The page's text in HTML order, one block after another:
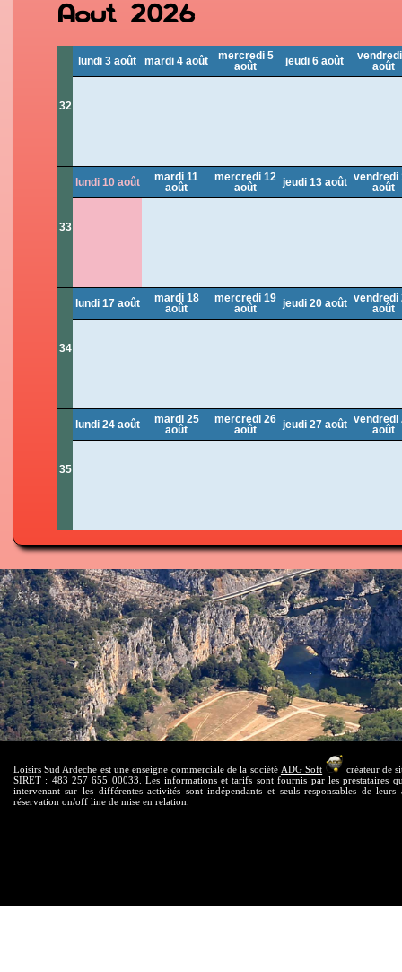
Aout 2026
32
lundi 3 août mardi 4 août
mercredi 5
août
jeudi 6 août
août
33
lundi 10 août
mardi 11
août
mercredi 12
août
jeudi 13 août
vendredi
août
34
lundi 17 août
mardi 18
août
mercredi 19
août
jeudi 20 août
vendredi
août
35
lundi 24 août
mardi 25
août
mercredi 26
août
jeudi 27 août
vendredi
août
Loisirs Sud Ardeche est une enseigne commerciale de la société ADG Soft
créateur de
SIRET : 483 257 655 00033. Les informations et tarifs sont fournis par les prestataires
intervenant sur les différentes activités sont indépendants et seuls responsables de
réservation on/off line de mise en relation.